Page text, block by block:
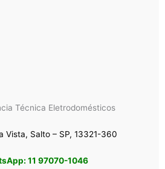
Técnica Eletrodomésticos
Vista, Salto – SP, 13321-360
11 97070-1046